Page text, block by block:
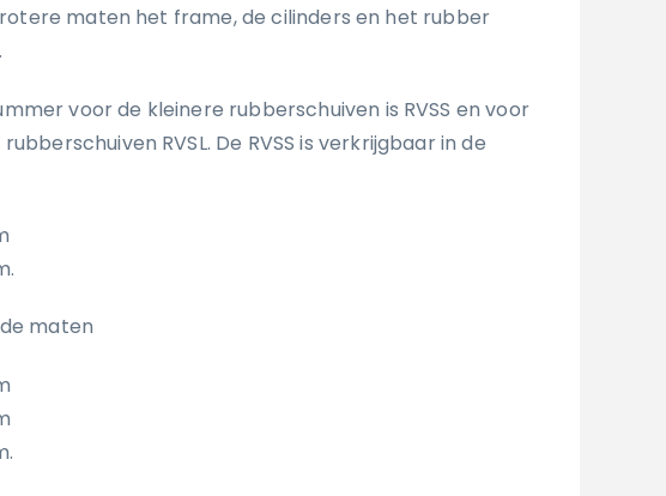
maten het frame, de cilinders en het rubber
voor de kleinere rubberschuiven is RVSS en voor
RVSL. De RVSS is verkrijgbaar in de
de maten